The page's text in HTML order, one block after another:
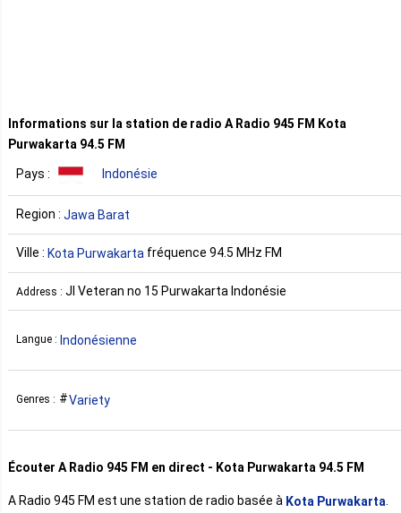
Informations sur la station de radio A Radio 945 FM Kota
Purwakarta 94.5 FM
Pays : Indonésie
Region : Jawa Barat
Ville : Kota Purwakarta fréquence 94.5 MHz FM
Address : Jl Veteran no 15 Purwakarta Indonésie
Langue : Indonésienne
Genres : Variety
Écouter A Radio 945 FM en direct - Kota Purwakarta 94.5 FM
A Radio 945 FM est une station de radio basée à Kota Purwakarta